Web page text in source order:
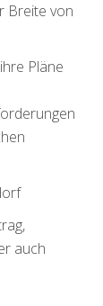
Breite von
Pläne
auch